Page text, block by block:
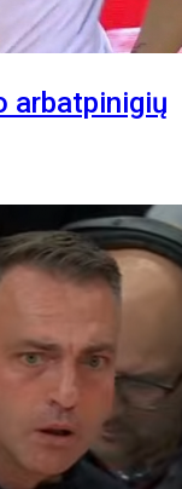
arbatpinigių